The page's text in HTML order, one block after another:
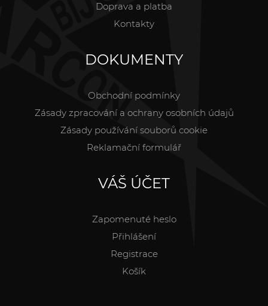
Doprava a platba
Kontakty
DOKUMENTY
Obchodní podmínky
Zásady zpracování a ochrany osobních údajů
Zásady používání souborů cookie
Reklamační formulář
VÁŠ ÚČET
Zapomenuté heslo
Přihlášení
Registrace
Košík